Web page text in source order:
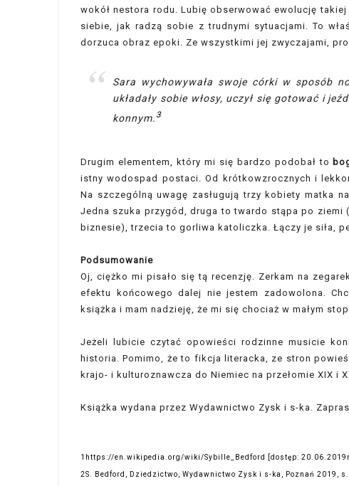
wokół nestora rodu. Lubię obserwować ewolucję
siebie, jak radzą sobie z trudnymi sytuacjami. To
dorzuca obraz epoki. Ze wszystkimi jej zwyczajami,
Sara wychowywała swoje córki w sposób
układały sobie włosy, uczył się gotować i
konnym. 3
Drugim elementem, który mi się bardzo podobał to
istny wodospad postaci. Od krótkowzrocznych i
Na szczególną uwagę zasługują trzy kobiety matka
Jedna szuka przygód, druga to twardo stąpa po ziemi
biznesie), trzecia to gorliwa katoliczka. Łączy je siła,
Podsumowanie
Oj, ciężko mi pisało się tą recenzję. Zerkam na
efektu końcowego dalej nie jestem zadowolona.
książka i mam nadzieję, że mi się chociaż w małym
Jeżeli lubicie czytać opowieści rodzinne musicie
historia. Pomimo, że to fikcja literacka, ze stron
krajo- i kulturoznawcza do Niemiec na przełomie XIX i
Książka wydana przez Wydawnictwo Zysk i s-ka.
1 https://en.wikipedia.org/wiki/Sybille_Bedford [dostęp:
2S. Bedford, Dziedzictwo, Wydawnictwo Zysk i s-ka, Poznań 2019, s.